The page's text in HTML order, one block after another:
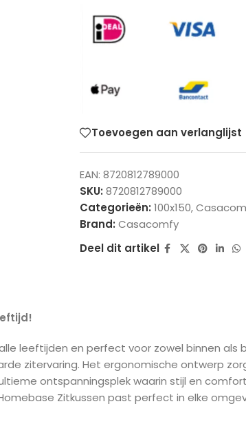
Toevoegen aan verlanglijst
EAN: 8720812789000
SKU: 8720812789000
Categorieën: 100x150,
Brand: Casacomfy
Deel dit artikel
leeftijden en perfect voor zowel binnen als
zitervaring. Het ergonomische ontwerp
ontspanningsplek waarin stijl en
Zitkussen past perfect in elke